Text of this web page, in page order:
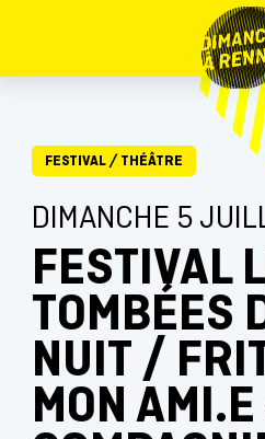
FESTIVAL/ THÉÂTRE
DIMANCHE 5
FESTIVAL
TOMBÉES
NUIT /
MON AMI.E